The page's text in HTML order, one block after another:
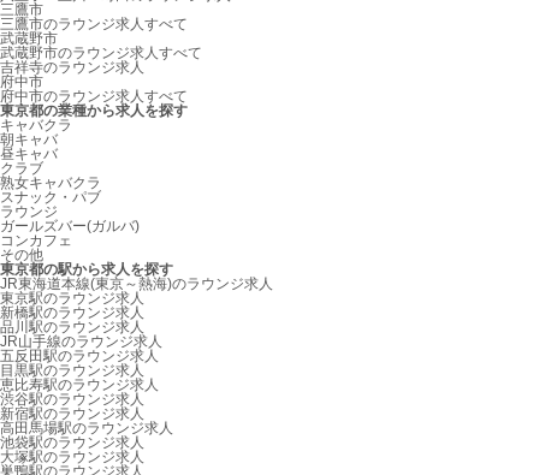
三鷹市
三鷹市のラウンジ求人すべて
武蔵野市
武蔵野市のラウンジ求人すべて
吉祥寺のラウンジ求人
府中市
府中市のラウンジ求人すべて
東京都の業種から求人を探す
キャバクラ
朝キャバ
昼キャバ
クラブ
熟女キャバクラ
スナック・パブ
ラウンジ
ガールズバー(ガルバ)
コンカフェ
その他
東京都の駅から求人を探す
JR東海道本線(東京～熱海)のラウンジ求人
東京駅のラウンジ求人
新橋駅のラウンジ求人
品川駅のラウンジ求人
JR山手線のラウンジ求人
五反田駅のラウンジ求人
目黒駅のラウンジ求人
恵比寿駅のラウンジ求人
渋谷駅のラウンジ求人
新宿駅のラウンジ求人
高田馬場駅のラウンジ求人
池袋駅のラウンジ求人
大塚駅のラウンジ求人
巣鴨駅のラウンジ求人